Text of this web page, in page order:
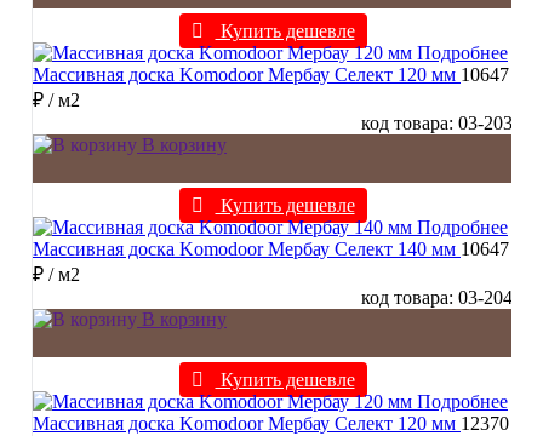
Купить дешевле
Подробнее
Массивная доска Komodoor Мербау Селект 120 мм 10647
₽ / м2
код товара: 03-203
В корзину
Купить дешевле
Подробнее
Массивная доска Komodoor Мербау Селект 140 мм 10647
₽ / м2
код товара: 03-204
В корзину
Купить дешевле
Подробнее
Массивная доска Komodoor Мербау Селект 120 мм 12370